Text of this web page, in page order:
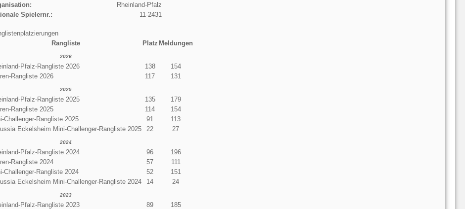
Rheinland-Pfalz
Spielernr.:
11-2431
Rangliste
Platz Meldungen
2026
Pfalz-Rangliste 2026 138
154
Rangliste 2026
117 131
2025
Pfalz-Rangliste 2025 135
179
Rangliste 2025
114
154
Challenger-Rangliste 2025
91
113
Eckelsheim Mini-Challenger-Rangliste 2025
22 27
2024
Pfalz-Rangliste 2024 96
196
Rangliste 2024
57
111
Challenger-Rangliste 2024
52
151
Eckelsheim Mini-Challenger-Rangliste 2024
14 24
2023
Pfalz-Rangliste 2023 89
185